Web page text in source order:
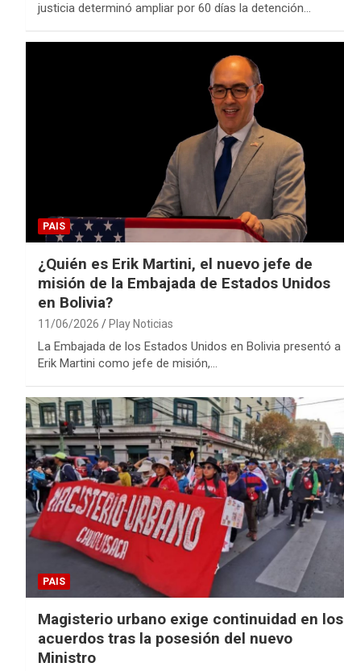
justicia determinó ampliar por 60 días la detención…
PAIS
¿Quién es Erik Martini, el nuevo jefe de
misión de la Embajada de Estados Unidos
en Bolivia?
11/06/2026 Play Noticias
La Embajada de los Estados Unidos en Bolivia presentó a
Erik Martini como jefe de misión,…
PAIS
Magisterio urbano exige continuidad en los
acuerdos tras la posesión del nuevo
Ministro